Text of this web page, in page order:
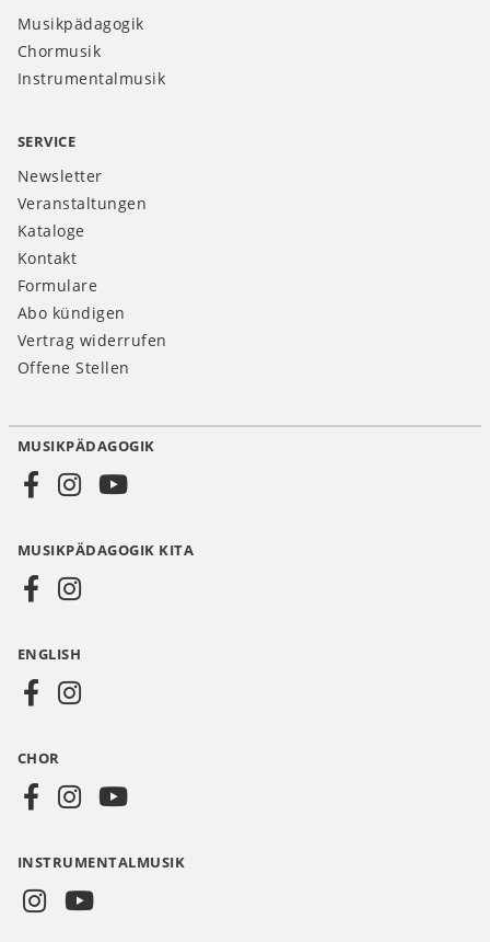
Musikpädagogik
Chormusik
Instrumentalmusik
SERVICE
Newsletter
Veranstaltungen
Kataloge
Kontakt
Formulare
Abo kündigen
Vertrag widerrufen
Offene Stellen
Social
Media
DE
MUSIKPÄDAGOGIK
MUSIKPÄDAGOGIK KITA
ENGLISH
CHOR
INSTRUMENTALMUSIK